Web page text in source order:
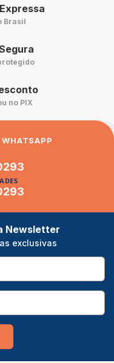
Brasil
no PIX
Newsletter
exclusivas